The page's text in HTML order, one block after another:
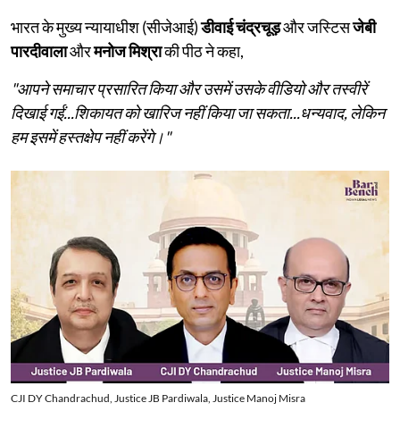
भारत के मुख्य न्यायाधीश (सीजेआई)डीवाई चंद्रचूड़और जस्टिसजेबी
पारदीवालाऔरमनोज मिश्राकी पीठ ने कहा,
"आपने समाचार प्रसारित किया और उसमें उसके वीडियो और तस्वीरें
दिखाई गईं...शिकायत को खारिज नहीं किया जा सकता...धन्यवाद, लेकिन
हम इसमें हस्तक्षेप नहीं करेंगे।"
CJI DY Chandrachud, Justice JB Pardiwala, Justice Manoj Misra